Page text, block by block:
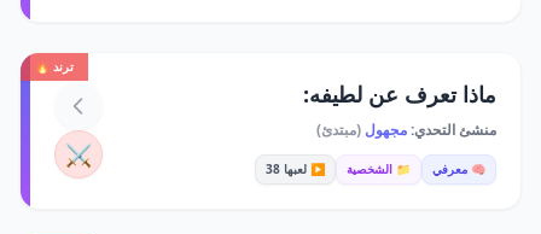
ترند 🔥
ماذا تعرف عن لطيفه:
منشئ التحدي:مجهول (مبتدئ)
🧠 معرفي 📁 الشخصية ▶️ لعبها 38 ⚔️